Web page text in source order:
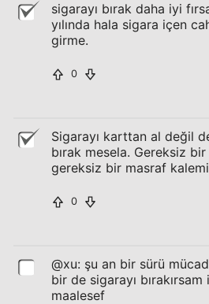
sigarayı bırak daha iyi
yılında hala sigara içen
girme.
0
Sigarayı karttan al değil
bırak mesela. Gereksiz bir
gereksiz bir masraf kalemi
0
@xu: şu an bir sürü
bir de sigarayı
maalesef